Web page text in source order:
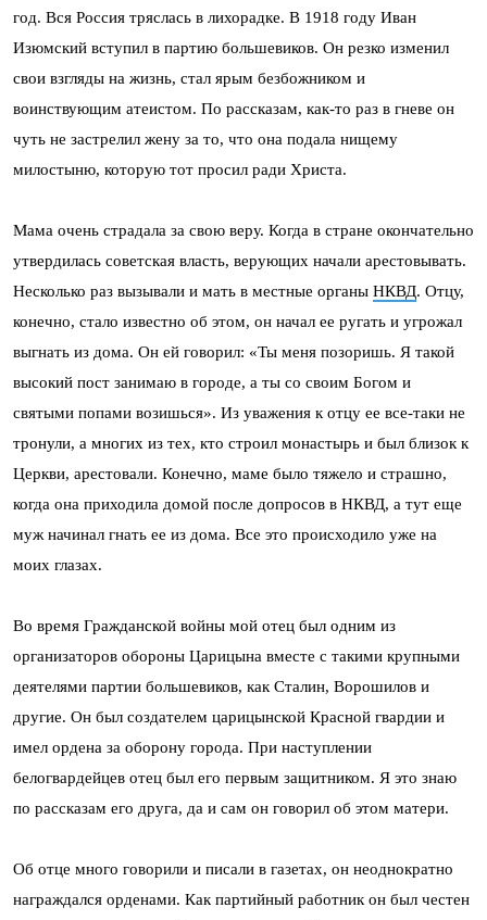
год. Вся Россия тряслась в лихорадке. В 1918 году Иван
Изюмский вступил в партию большевиков. Он резко изменил
свои взгляды на жизнь, стал ярым безбожником и
воинствующим атеистом. По рассказам, как-то раз в гневе он
чуть не застрелил жену за то, что она подала нищему
милостыню, которую тот просил ради Христа.
Мама очень страдала за свою веру. Когда в стране окончательно
утвердилась советская власть, верующих начали арестовывать.
Несколько раз вызывали и мать в местные органы НКВД. Отцу,
конечно, стало известно об этом, он начал ее ругать и угрожал
выгнать из дома. Он ей говорил: «Ты меня позоришь. Я такой
высокий пост занимаю в городе, а ты со своим Богом и
святыми попами возишься». Из уважения к отцу ее все-таки не
тронули, а многих из тех, кто строил монастырь и был близок к
Церкви, арестовали. Конечно, маме было тяжело и страшно,
когда она приходила домой после допросов в НКВД, а тут еще
муж начинал гнать ее из дома. Все это происходило уже на
моих глазах.
Во время Гражданской войны мой отец был одним из
организаторов обороны Царицына вместе с такими крупными
деятелями партии большевиков, как Сталин, Ворошилов и
другие. Он был создателем царицынской Красной гвардии и
имел ордена за оборону города. При наступлении
белогвардейцев отец был его первым защитником. Я это знаю
по рассказам его друга, да и сам он говорил об этом матери.
Об отце много говорили и писали в газетах, он неоднократно
награждался орденами. Как партийный работник он был честен